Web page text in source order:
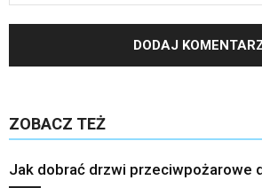
ZOBACZ TEŻ
Jak dobrać drzwi przeciwpożarowe